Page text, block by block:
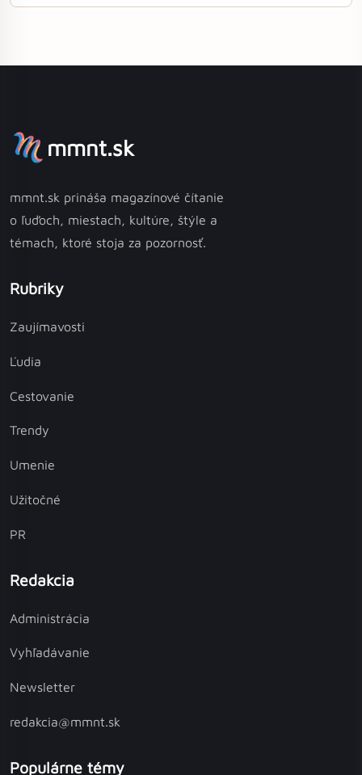
mmnt.sk
mmnt.sk prináša magazínové čítanie
o ľuďoch, miestach, kultúre, štýle a
témach, ktoré stoja za pozornosť.
Rubriky
Zaujímavosti
Ľudia
Cestovanie
Trendy
Umenie
Užitočné
PR
Redakcia
Administrácia
Vyhľadávanie
Newsletter
redakcia@mmnt.sk
Populárne témy